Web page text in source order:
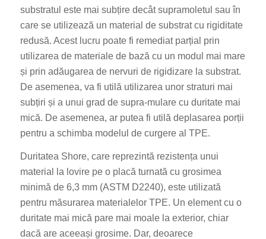
substratul este mai subțire decât supramoletul sau în
care se utilizează un material de substrat cu rigiditate
redusă. Acest lucru poate fi remediat parțial prin
utilizarea de materiale de bază cu un modul mai mare
și prin adăugarea de nervuri de rigidizare la substrat.
De asemenea, va fi utilă utilizarea unor straturi mai
subțiri și a unui grad de supra-mulare cu duritate mai
mică. De asemenea, ar putea fi utilă deplasarea porții
pentru a schimba modelul de curgere al TPE.
Duritatea Shore, care reprezintă rezistența unui
material la lovire pe o placă turnată cu grosimea
minimă de 6,3 mm (ASTM D2240), este utilizată
pentru măsurarea materialelor TPE. Un element cu o
duritate mai mică pare mai moale la exterior, chiar
dacă are aceeași grosime. Dar, deoarece